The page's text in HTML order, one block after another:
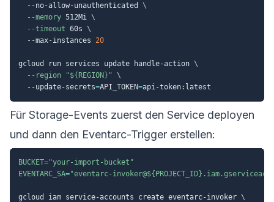
  --no-allow-unauthenticated
\
--memory 512Mi \
--timeout 60s \
  --max-instances
20
gcloud run services update handle-action \
--region
"${REGION} " \
  --update-secrets
=API_TOKEN=
Für Storage-Events zuerst den Service deployen
und dann den Eventarc-Trigger erstellen:
BUCKET="your-import-bucket"
EVENTARC_SA="eventarc-invoker@${PROJECT_ID}
gcloud iam service-accounts create eventarc-invoker \